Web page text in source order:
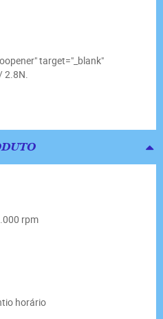
target="_blank"
2.8N.
rpm
horário